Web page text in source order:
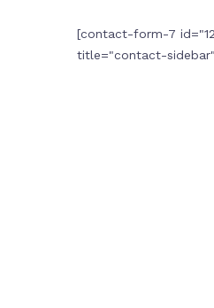
[contact-form-7
title="contact-